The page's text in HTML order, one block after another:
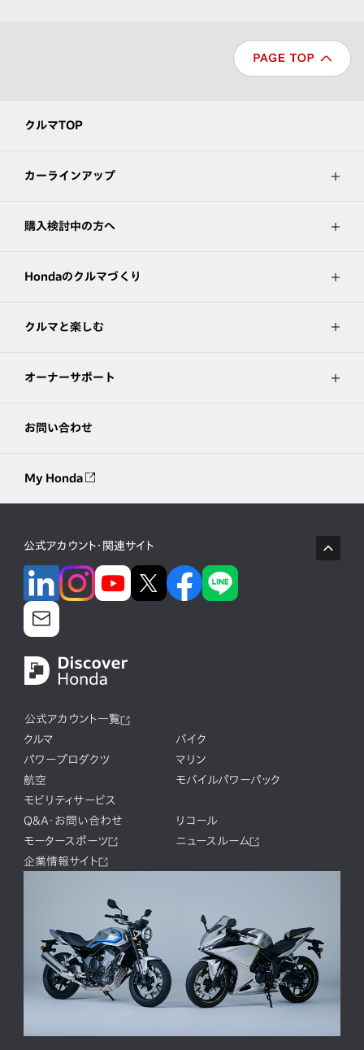
クルマTOP
カーラインアップ
購入検討中の方へ
Hondaのクルマづくり
クルマと楽しむ
オーナーサポート
お問い合わせ
My Honda
公式アカウント・関連サイト
公式アカウント一覧
クルマ
バイク
パワープロダクツ
マリン
航空
モバイルパワーパック
モビリティサービス
Q&A・お問い合わせ
リコール
モータースポーツ
ニュースルーム
企業情報サイト